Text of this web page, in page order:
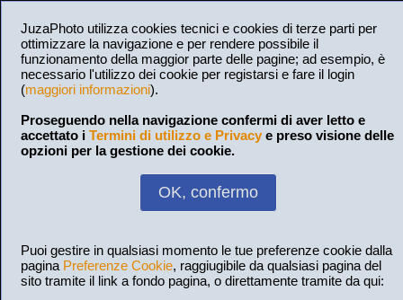
JuzaPhoto utilizza cookies tecnici e cookies di terze parti per
ottimizzare la navigazione e per rendere possibile il
funzionamento della maggior parte delle pagine; ad esempio, è
necessario l'utilizzo dei cookie per registarsi e fare il login
(maggiori informazioni).
Proseguendo nella navigazione confermi di aver letto e
accettato i Termini di utilizzo e Privacy e preso visione delle
opzioni per la gestione dei cookie.
OK, confermo
Puoi gestire in qualsiasi momento le tue preferenze cookie dalla
pagina Preferenze Cookie, raggiugibile da qualsiasi pagina del
sito tramite il link a fondo pagina, o direttamente tramite da qui: